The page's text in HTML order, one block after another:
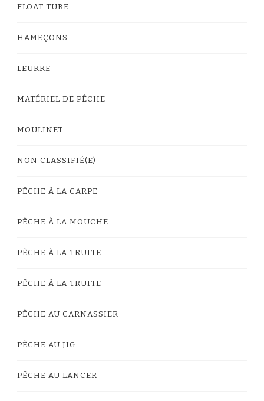
FLOAT TUBE
HAMEÇONS
LEURRE
MATÉRIEL DE PÊCHE
MOULINET
NON CLASSIFIÉ(E)
PÊCHE À LA CARPE
PÊCHE À LA MOUCHE
PÊCHE À LA TRUITE
PÊCHE À LA TRUITE
PÊCHE AU CARNASSIER
PÊCHE AU JIG
PÊCHE AU LANCER